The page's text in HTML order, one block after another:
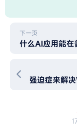
下一页
什么AI应用能在
强迫症来解